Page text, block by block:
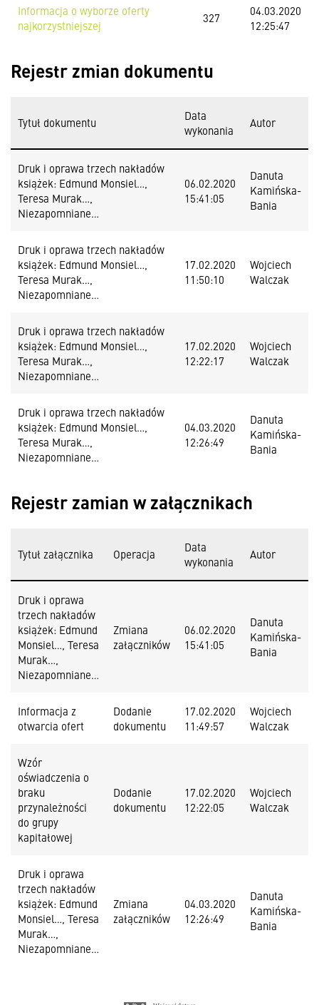
Informacja o wyborze oferty
najkorzystniejszej
327
04.03.2020
12:25:47
Rejestr zmian dokumentu
Tytuł dokumentu
Data
wykonania
Autor
Druk i oprawa trzech nakładów
książek: Edmund Monsiel…,
Teresa Murak…,
Niezapomniane…
06.02.2020
15:41:05
Danuta
Kamińska-
Bania
Druk i oprawa trzech nakładów
książek: Edmund Monsiel…,
Teresa Murak…,
Niezapomniane…
17.02.2020
11:50:10
Wojciech
Walczak
Druk i oprawa trzech nakładów
książek: Edmund Monsiel…,
Teresa Murak…,
Niezapomniane…
17.02.2020
12:22:17
Wojciech
Walczak
Druk i oprawa trzech nakładów
książek: Edmund Monsiel…,
Teresa Murak…,
Niezapomniane…
04.03.2020
12:26:49
Danuta
Kamińska-
Bania
Rejestr zamian w załącznikach
Tytuł załącznika Operacja
Data
wykonania
Autor
Druk i oprawa
trzech nakładów
książek: Edmund
Monsiel…, Teresa
Murak…,
Niezapomniane…
Zmiana
załączników
06.02.2020
15:41:05
Danuta
Kamińska-
Bania
Informacja z
otwarcia ofert
Dodanie
dokumentu
17.02.2020
11:49:57
Wojciech
Walczak
Wzór
oświadczenia o
braku
przynależności
do grupy
kapitałowej
Dodanie
dokumentu
17.02.2020
12:22:05
Wojciech
Walczak
Druk i oprawa
trzech nakładów
książek: Edmund
Monsiel…, Teresa
Murak…,
Niezapomniane…
Zmiana
załączników
04.03.2020
12:26:49
Danuta
Kamińska-
Bania